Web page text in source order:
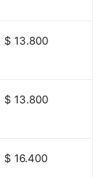
$ 13.800
$ 13.800
$ 16.400